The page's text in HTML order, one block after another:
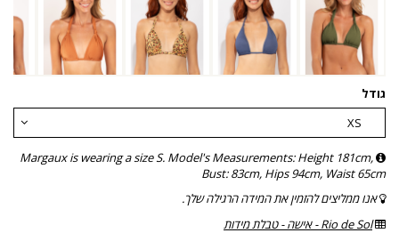
גודל
Margaux is wearing a size S. Model's Measurements: Height 181cm,
Bust: 83cm, Hips 94cm, Waist 65cm
אנו ממליצים להזמין את המידה הרגילה שלך.
Rio de Sol - אישה - טבלת מידות